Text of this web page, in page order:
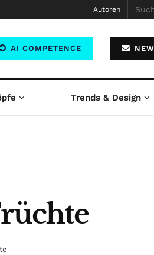
Autoren
AI COMPETENCE
Trends & Design